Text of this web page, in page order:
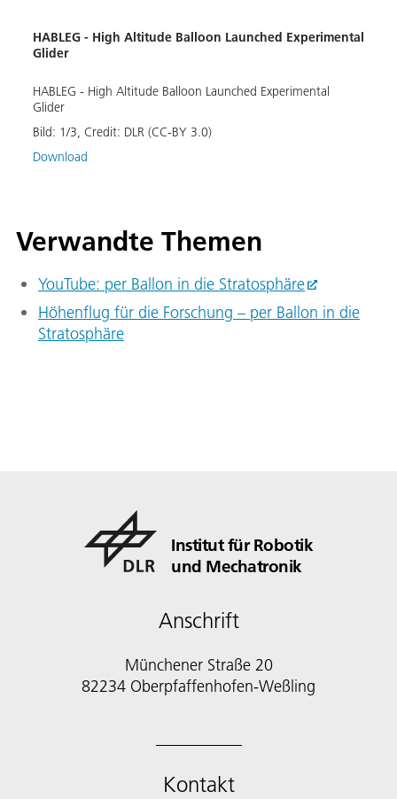
HABLEG - High Altitude Balloon Launched Experimental
Glider
HABLEG - High Altitude Balloon Launched Experimental
Glider
Bild: 1/3, Credit: DLR (CC-BY 3.0)
Download
Verwandte Themen
YouTube: per Ballon in die Stratosphäre
Höhenflug für die Forschung – per Ballon in die
Stratosphäre
Institut für Robotik
und Mechatronik
Anschrift
Münchener Straße 20
82234 Oberpfaffenhofen-Weßling
Kontakt